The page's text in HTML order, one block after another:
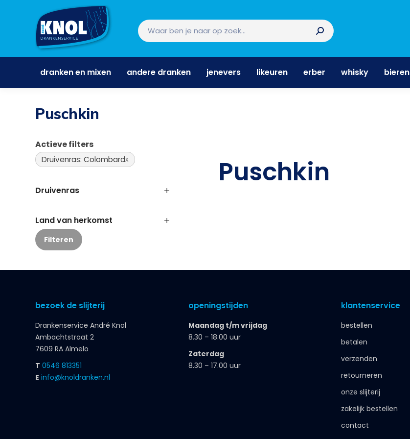
dranken en mixen andere dranken jenevers likeuren erber whisky bieren
Puschkin
Puschkin
Actieve filters
Druivenras: Colombard
Druivenras
Land van herkomst
Filteren
bezoek de slijterij
Drankenservice André Knol
Ambachtstraat 2
7609 RA Almelo
T 0546 813351
E info@knoldranken.nl
openingstijden
Maandag t/m vrijdag
8.30 – 18.00 uur
Zaterdag
8.30 – 17.00 uur
klantenservice
bestellen
betalen
verzenden
retourneren
onze slijterij
zakelijk bestellen
contact
dranken en mixen